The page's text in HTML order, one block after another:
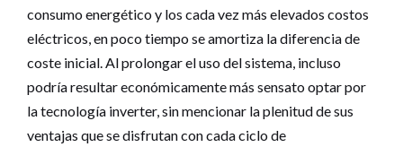
consumo energético y los cada vez más elevados costos
eléctricos, en poco tiempo se amortiza la diferencia de
coste inicial. Al prolongar el uso del sistema, incluso
podría resultar económicamente más sensato optar por
la tecnología inverter, sin mencionar la plenitud de sus
ventajas que se disfrutan con cada ciclo de